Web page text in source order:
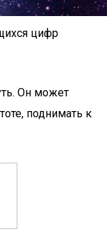
цифр
Он может
поднимать к